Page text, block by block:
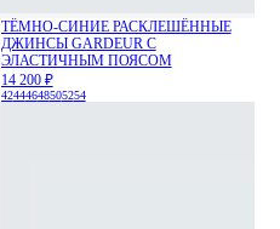
ТЁМНО-СИНИЕ РАСКЛЕШЁННЫЕ
ДЖИНСЫ GARDEUR С
ЭЛАСТИЧНЫМ ПОЯСОМ
14 200 ₽
42444648505254